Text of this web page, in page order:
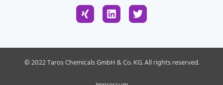
X
i
L
i
e
d
i
T
w
t
e
r
© 2022 Taros Chemicals GmbH & Co. KG. All rights reserved.